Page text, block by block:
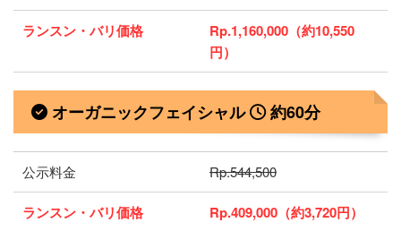
ランスン・バリ価格
Rp.1,160,000（約10,550
円）
オーガニックフェイシャル 約60分
公示料金 Rp.544,500
ランスン・バリ価格 Rp.409,000（約3,720円）